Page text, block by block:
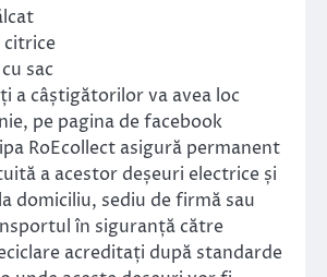
citrice
sac
a câștigătorilor va avea loc
pe pagina de facebook
RoEcollect asigură permanent
a acestor deșeuri electrice și
domiciliu, sediu de firmă sau
în siguranță către
acreditați după standarde